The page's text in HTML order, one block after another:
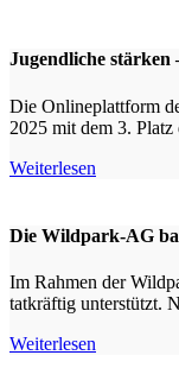
Jugendliche stärken
Die Onlineplattform
2025 mit dem 3.
Weiterlesen
Die Wildpark-AG
Im Rahmen der
tatkräftig unterstützt.
Weiterlesen